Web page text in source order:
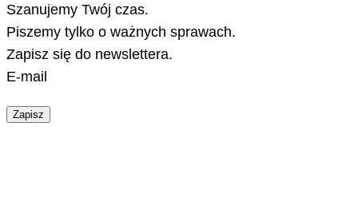
Szanujemy Twój czas.
Piszemy tylko o ważnych sprawach.
Zapisz się do newslettera.
E-mail
Zapisz